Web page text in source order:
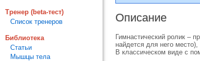
Описание
Гимнастический ролик –
найдется для него
В классическом виде с
Тренер (beta-тест)
Список тренеров
Библиотека
Статьи
Мышцы тела